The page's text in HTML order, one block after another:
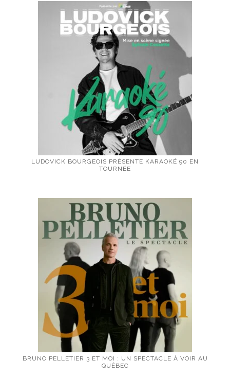
LUDOVICK BOURGEOIS PRÉSENTE KARAOKÉ 90 EN
TOURNÉE
BRUNO PELLETIER 3 ET MOI : UN SPECTACLE À VOIR AU
QUÉBEC